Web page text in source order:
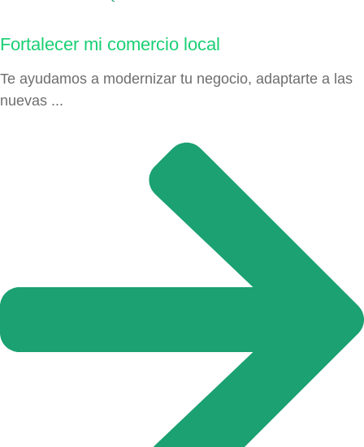
Fortalecer mi comercio local
Te ayudamos a modernizar tu negocio, adaptarte a las
nuevas ...